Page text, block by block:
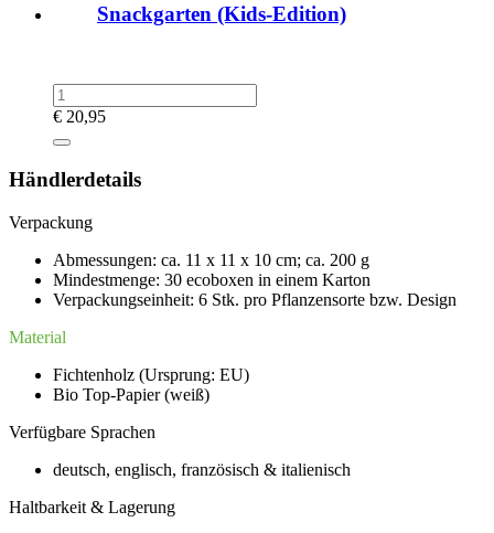
Snackgarten (Kids-Edition)
€ 20,95
Händlerdetails
Verpackung
Abmessungen: ca. 11 x 11 x 10 cm; ca. 200 g
Mindestmenge: 30 ecoboxen in einem Karton
Verpackungseinheit: 6 Stk. pro Pflanzensorte bzw. Design
Material
Fichtenholz (Ursprung: EU)
Bio Top-Papier (weiß)
Verfügbare Sprachen
deutsch, englisch, französisch & italienisch
Haltbarkeit & Lagerung